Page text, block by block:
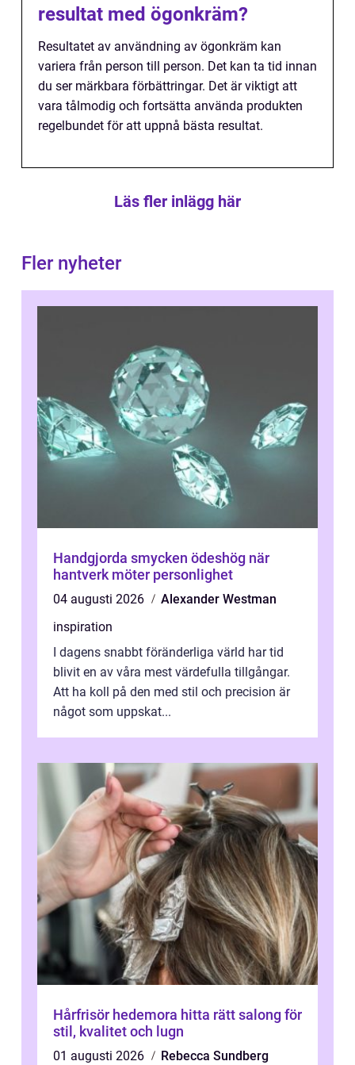
resultat med ögonkräm?
Resultatet av användning av ögonkräm kan
variera från person till person. Det kan ta tid innan
du ser märkbara förbättringar. Det är viktigt att
vara tålmodig och fortsätta använda produkten
regelbundet för att uppnå bästa resultat.
Läs fler inlägg här
Fler nyheter
Handgjorda smycken ödeshög när
hantverk möter personlighet
04 augusti 2026
Alexander Westman
inspiration
I dagens snabbt föränderliga värld har tid
blivit en av våra mest värdefulla tillgångar.
Att ha koll på den med stil och precision är
något som uppskat...
Hårfrisör hedemora hitta rätt salong för
stil, kvalitet och lugn
01 augusti 2026
Rebecca Sundberg